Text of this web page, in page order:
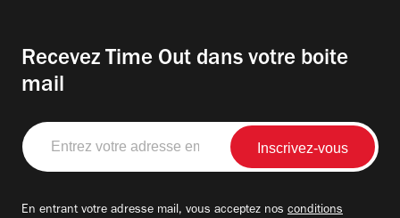
Recevez Time Out dans votre boite
mail
Entrez
votre
adresse
En entrant votre adresse mail, vous acceptez nos conditions